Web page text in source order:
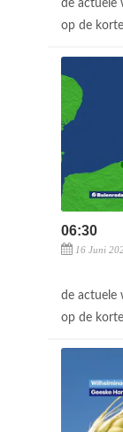
de actuele
op de
06:30
16 Juni
de actuele
op de